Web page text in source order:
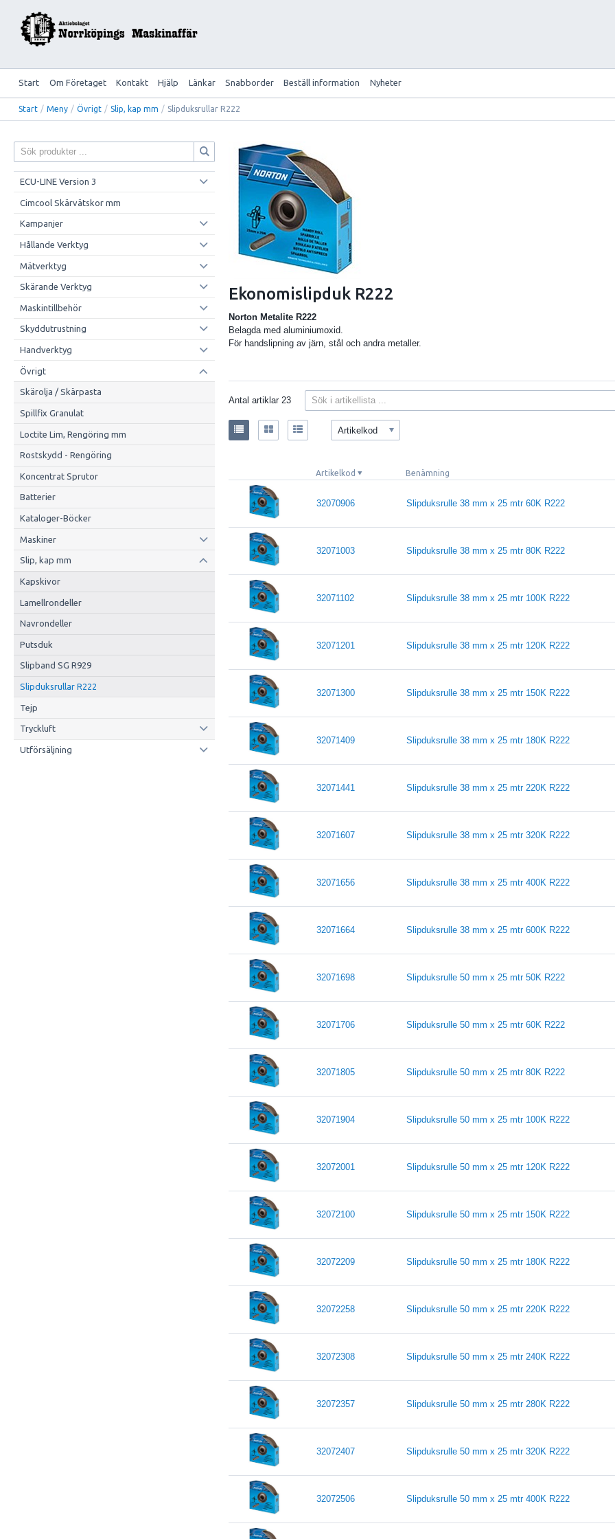
Start Om Företaget Kontakt Hjälp Länkar Snabborder Beställ information Nyheter
Start / Meny / Övrigt / Slip, kap mm / Slipduksrullar R222
ECU-LINE Version 3
Cimcool Skärvätskor mm
Kampanjer
Hållande Verktyg
Mätverktyg
Skärande Verktyg
Maskintillbehör
Skyddutrustning
Handverktyg
Övrigt
Skärolja / Skärpasta
Spillfix Granulat
Loctite Lim, Rengöring mm
Rostskydd - Rengöring
Koncentrat Sprutor
Batterier
Kataloger-Böcker
Maskiner
Slip, kap mm
Kapskivor
Lamellrondeller
Navrondeller
Putsduk
Slipband SG R929
Slipduksrullar R222
Tejp
Tryckluft
Utförsäljning
Ekonomislipduk R222
Norton Metalite R222
Belagda med aluminiumoxid.
För handslipning av järn, stål och andra metaller.
Antal artiklar23
Artikelkod
Artikelkod Benämning
32070906 Slipduksrulle 38 mm x 25 mtr 60K R222
32071003 Slipduksrulle 38 mm x 25 mtr 80K R222
32071102 Slipduksrulle 38 mm x 25 mtr 100K R222
32071201 Slipduksrulle 38 mm x 25 mtr 120K R222
32071300 Slipduksrulle 38 mm x 25 mtr 150K R222
32071409 Slipduksrulle 38 mm x 25 mtr 180K R222
32071441 Slipduksrulle 38 mm x 25 mtr 220K R222
32071607 Slipduksrulle 38 mm x 25 mtr 320K R222
32071656 Slipduksrulle 38 mm x 25 mtr 400K R222
32071664 Slipduksrulle 38 mm x 25 mtr 600K R222
32071698 Slipduksrulle 50 mm x 25 mtr 50K R222
32071706 Slipduksrulle 50 mm x 25 mtr 60K R222
32071805 Slipduksrulle 50 mm x 25 mtr 80K R222
32071904 Slipduksrulle 50 mm x 25 mtr 100K R222
32072001 Slipduksrulle 50 mm x 25 mtr 120K R222
32072100 Slipduksrulle 50 mm x 25 mtr 150K R222
32072209 Slipduksrulle 50 mm x 25 mtr 180K R222
32072258 Slipduksrulle 50 mm x 25 mtr 220K R222
32072308 Slipduksrulle 50 mm x 25 mtr 240K R222
32072357 Slipduksrulle 50 mm x 25 mtr 280K R222
32072407 Slipduksrulle 50 mm x 25 mtr 320K R222
32072506 Slipduksrulle 50 mm x 25 mtr 400K R222